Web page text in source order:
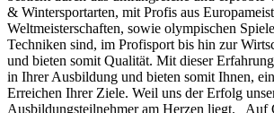
& Wintersportarten, mit Profis aus
Weltmeisterschaften, sowie olympischen
Techniken sind, im Profisport bis hin zur
und bieten somit Qualität. Mit dieser
in Ihrer Ausbildung und bieten somit Ihnen,
Erreichen Ihrer Ziele. Weil uns der Erfolg
Ausbildungsteilnehmer am Herzen liegt. Auf